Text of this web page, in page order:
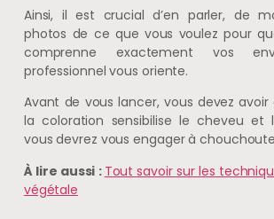
Ainsi, il est crucial d’en parler, de
photos de ce que vous voulez pour
comprenne exactement vos
professionnel vous oriente.
Avant de vous lancer, vous devez
la coloration sensibilise le cheveu et
vous devrez vous engager à
À lire aussi : Tout savoir sur les
végétale